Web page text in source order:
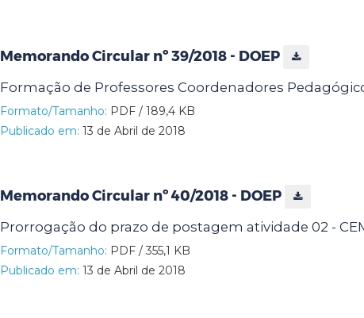
Memorando Circular nº 39/2018 - DOEP
Formação de Professores Coordenadores
Formato/Tamanho: PDF / 189,4 KB
Publicado em: 13 de Abril de 2018
Memorando Circular nº 40/2018 - DOEP
Prorrogação do prazo de postagem atividade 02 -
Formato/Tamanho: PDF / 355,1 KB
Publicado em: 13 de Abril de 2018